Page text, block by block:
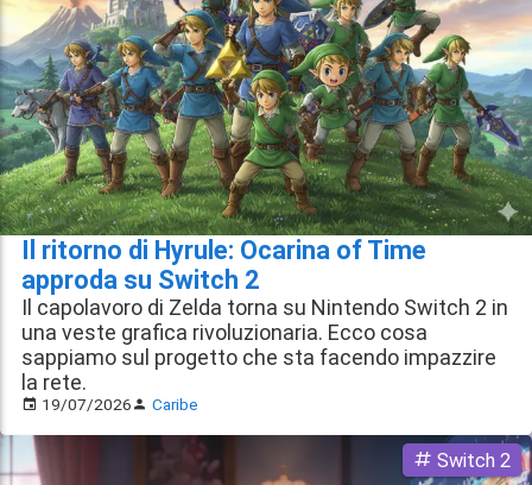
Il ritorno di Hyrule: Ocarina of Time
approda su Switch 2
Il capolavoro di Zelda torna su Nintendo Switch 2 in
una veste grafica rivoluzionaria. Ecco cosa
sappiamo sul progetto che sta facendo impazzire
la rete.
19/07/2026 Caribe
Switch 2